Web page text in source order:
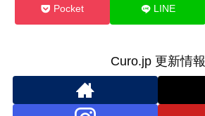
Pocket LINE
Curo.jp 更新情報